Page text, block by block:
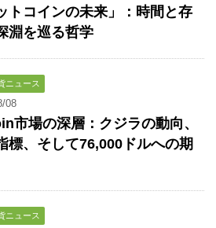
トコインの未来」：時間と存
淵を巡る哲学
ニュース
08
市場の深層：クジラの動向、
標、そして76,000ドルへの期
ニュース